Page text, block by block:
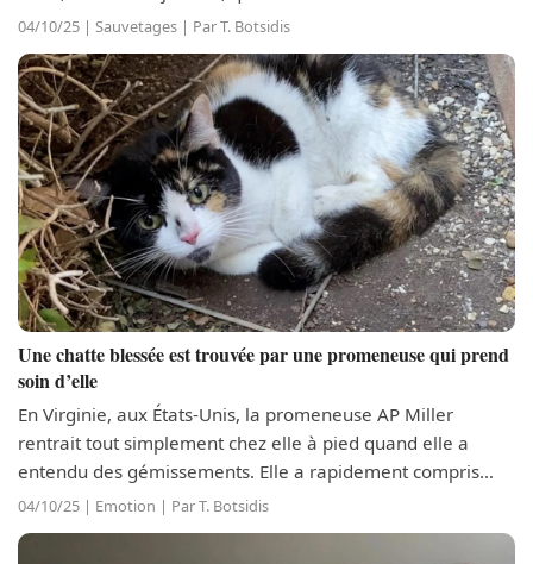
abreuvoir. L’événement s’est produit dans les bâtiments de
l’association Horse Sense...
04/10/25 | Sauvetages | Par T. Botsidis
Une chatte blessée est trouvée par une promeneuse qui prend
soin d’elle
En Virginie, aux États-Unis, la promeneuse AP Miller
rentrait tout simplement chez elle à pied quand elle a
entendu des gémissements. Elle a rapidement compris
qu’un animal en détresse se trouvait non loin d’elle. En
cherchant un peu, AP a...
04/10/25 | Emotion | Par T. Botsidis